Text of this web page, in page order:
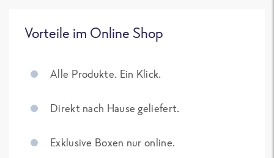
Vorteile im Online Shop
Alle Produkte. Ein Klick.
Direkt nach Hause geliefert.
Exklusive Boxen nur online.